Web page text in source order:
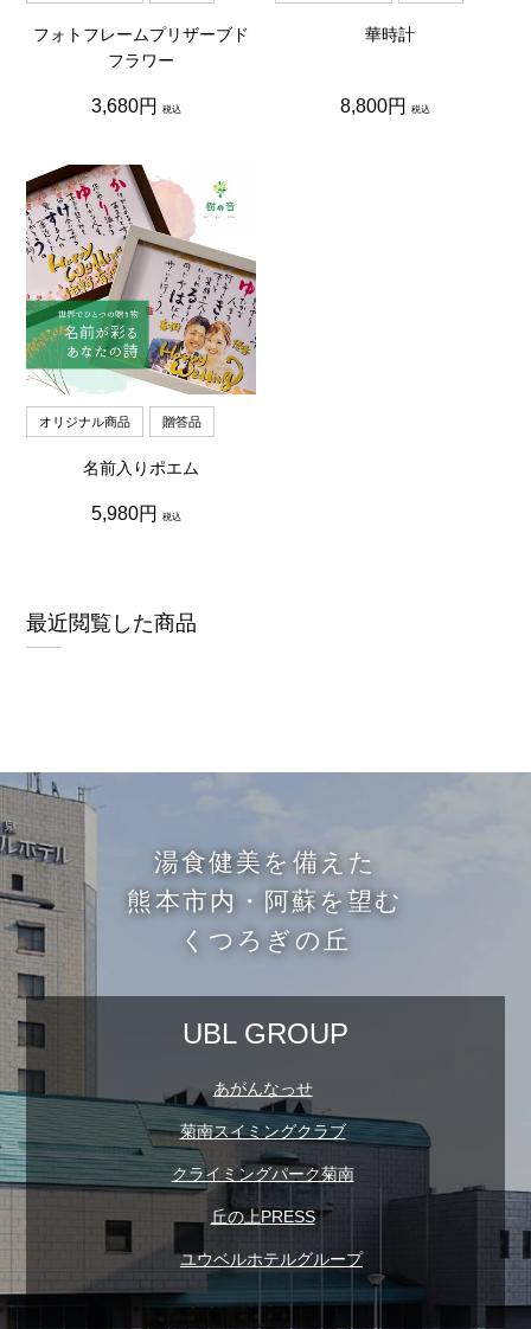
フォトフレームプリザーブド
フラワー
通
常
3,680円税込
華時計
通
常
8,800円税込
オリジナル商品 贈答品
名前入りポエム
通
常
5,980円税込
最近閲覧した商品
湯食健美を備えた
熊本市内・阿蘇を望む
くつろぎの丘
あがんなっせ
菊南スイミングクラブ
クライミングパーク菊南
丘の上PRESS
ユウベルホテルグループ